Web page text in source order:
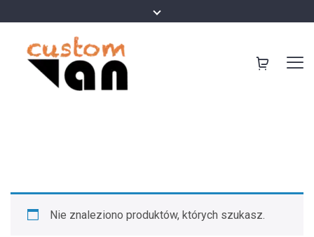
Nie znaleziono produktów, których szukasz.